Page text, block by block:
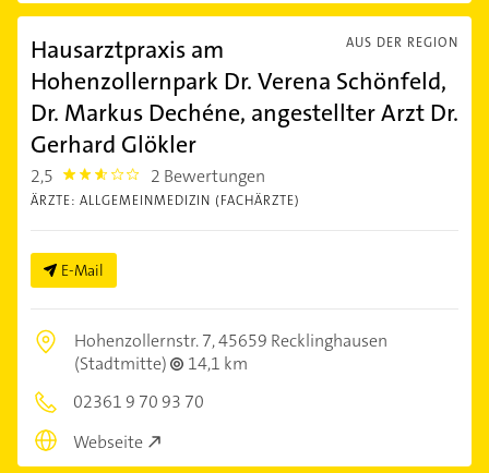
AUS DER REGION
Hausarztpraxis am
Hohenzollernpark Dr. Verena Schönfeld,
Dr. Markus Dechéne, angestellter Arzt Dr.
Gerhard Glökler
2,5 2.5 2 Bewertungen
ÄRZTE: ALLGEMEINMEDIZIN (FACHÄRZTE)
E-Mail
Hohenzollernstr. 7,45659 Recklinghausen
(Stadtmitte)
14,1 km
02361 9 70 93 70
Webseite